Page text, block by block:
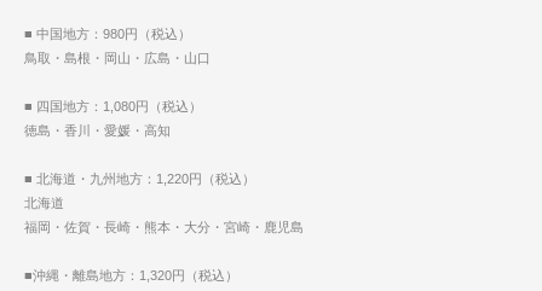
■ 中国地方：980円（税込）
鳥取・島根・岡山・広島・山口
■ 四国地方：1,080円（税込）
徳島・香川・愛媛・高知
■ 北海道・九州地方：1,220円（税込）
北海道
福岡・佐賀・長崎・熊本・大分・宮崎・鹿児島
■沖縄・離島地方：1,320円（税込）